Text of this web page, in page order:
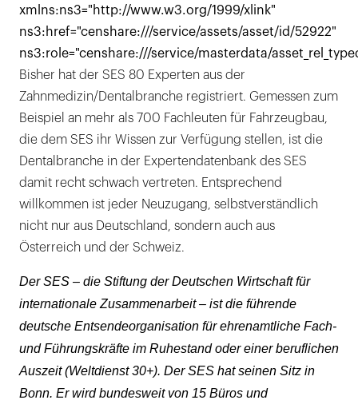
xmlns:ns3="http://www.w3.org/1999/xlink"
ns3:href="censhare:///service/assets/asset/id/52922"
ns3:role="censhare:///service/masterdata/
Bisher hat der SES 80 Experten aus der
Zahnmedizin/Dentalbranche registriert. Gemessen zum
Beispiel an mehr als 700 Fachleuten für Fahrzeugbau,
die dem SES ihr Wissen zur Verfügung stellen, ist die
Dentalbranche in der Expertendatenbank des SES
damit recht schwach vertreten. Entsprechend
willkommen ist jeder Neuzugang, selbstverständlich
nicht nur aus Deutschland, sondern auch aus
Österreich und der Schweiz.
Der SES – die Stiftung der Deutschen Wirtschaft für
internationale Zusammenarbeit – ist die führende
deutsche Entsendeorganisation für ehrenamtliche Fach-
und Führungskräfte im Ruhestand oder einer beruflichen
Auszeit (Weltdienst 30+). Der SES hat seinen Sitz in
Bonn. Er wird bundesweit von 15 Büros und